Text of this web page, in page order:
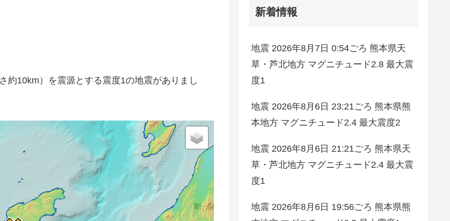
約10km）を震源とする震度1の地震がありまし
新着情報
地震 2026年8月7日 0:54ごろ 熊本県天
草・芦北地方 マグニチュード2.8 最大震
度1
地震 2026年8月6日 23:21ごろ 熊本県熊
本地方 マグニチュード2.4 最大震度2
地震 2026年8月6日 21:21ごろ 熊本県天
草・芦北地方 マグニチュード2.4 最大震
度1
地震 2026年8月6日 19:56ごろ 熊本県熊